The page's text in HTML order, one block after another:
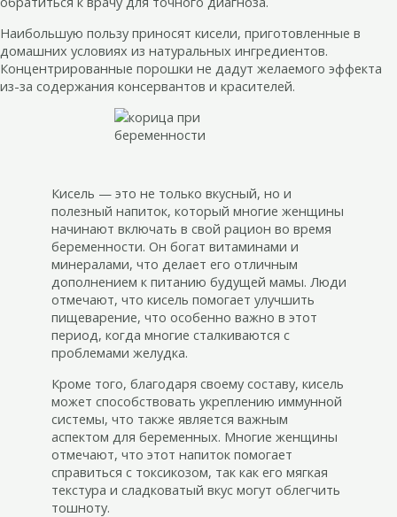
Наибольшую пользу приносят кисели, приготовленные в
домашних условиях из натуральных ингредиентов.
Концентрированные порошки не дадут желаемого эффекта
из-за содержания консервантов и красителей.
Кисель — это не только вкусный, но и
полезный напиток, который многие женщины
начинают включать в свой рацион во время
беременности. Он богат витаминами и
минералами, что делает его отличным
дополнением к питанию будущей мамы. Люди
отмечают, что кисель помогает улучшить
пищеварение, что особенно важно в этот
период, когда многие сталкиваются с
проблемами желудка.
Кроме того, благодаря своему составу, кисель
может способствовать укреплению иммунной
системы, что также является важным
аспектом для беременных. Многие женщины
отмечают, что этот напиток помогает
справиться с токсикозом, так как его мягкая
текстура и сладковатый вкус могут облегчить
тошноту.